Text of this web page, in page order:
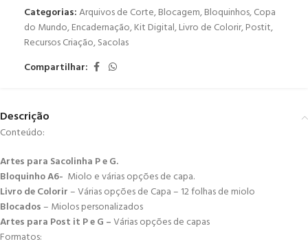
Categorias:Arquivos de Corte,Blocagem,Bloquinhos,Copa
do Mundo,Encadernação,Kit Digital,Livro de Colorir,Postit,
Recursos Criação,Sacolas
Compartilhar:
Descrição
Conteúdo:
Artes para Sacolinha P e G.
Bloquinho A6- Miolo e várias opções de capa.
Livro de Colorir– Várias opções de Capa – 12 folhas de miolo
Blocados– Miolos personalizados
Artes para Post it P e G –Várias opções de capas
Formatos: